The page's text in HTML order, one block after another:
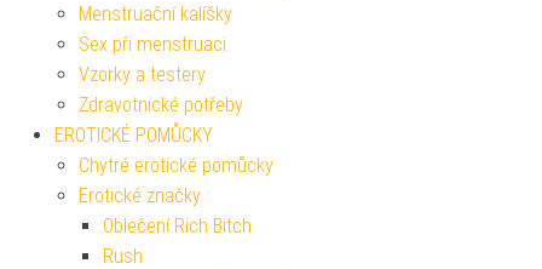
Menstruační kalíšky
Sex při menstruaci
Vzorky a testery
Zdravotnické potřeby
EROTICKÉ POMŮCKY
Chytré erotické pomůcky
Erotické značky
Oblečení Rich Bitch
Rush